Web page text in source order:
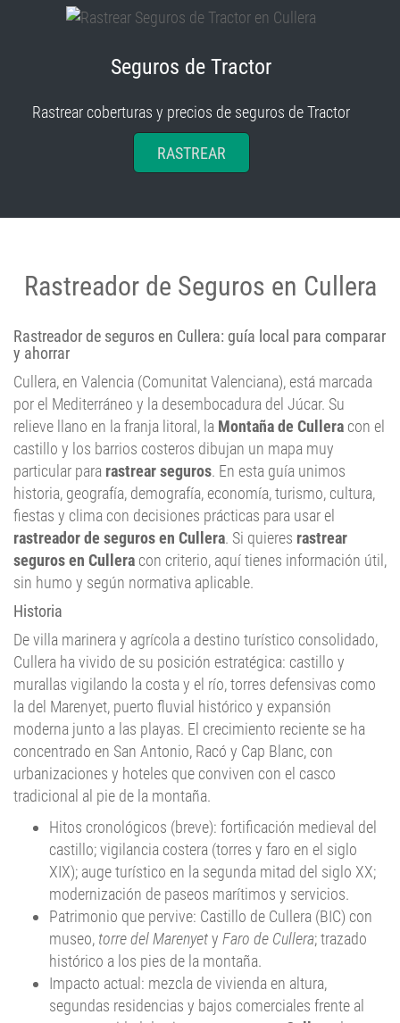
Seguros de Tractor
Rastrear coberturas y precios de seguros de Tractor
RASTREAR
Rastreador de Seguros en Cullera
Rastreador de seguros en Cullera: guía local para comparar
y ahorrar
Cullera, en Valencia (Comunitat Valenciana), está marcada
por el Mediterráneo y la desembocadura del Júcar. Su
relieve llano en la franja litoral, la Montaña de Cullera con el
castillo y los barrios costeros dibujan un mapa muy
particular para rastrear seguros. En esta guía unimos
historia, geografía, demografía, economía, turismo, cultura,
fiestas y clima con decisiones prácticas para usar el
rastreador de seguros en Cullera. Si quieres rastrear
seguros en Cullera con criterio, aquí tienes información útil,
sin humo y según normativa aplicable.
Historia
De villa marinera y agrícola a destino turístico consolidado,
Cullera ha vivido de su posición estratégica: castillo y
murallas vigilando la costa y el río, torres defensivas como
la del Marenyet, puerto fluvial histórico y expansión
moderna junto a las playas. El crecimiento reciente se ha
concentrado en San Antonio, Racó y Cap Blanc, con
urbanizaciones y hoteles que conviven con el casco
tradicional al pie de la montaña.
Hitos cronológicos (breve): fortificación medieval del
castillo; vigilancia costera (torres y faro en el siglo
XIX); auge turístico en la segunda mitad del siglo XX;
modernización de paseos marítimos y servicios.
Patrimonio que pervive: Castillo de Cullera (BIC) con
museo, torre del Marenyety Faro de Cullera; trazado
histórico a los pies de la montaña.
Impacto actual: mezcla de vivienda en altura,
segundas residencias y bajos comerciales frente al